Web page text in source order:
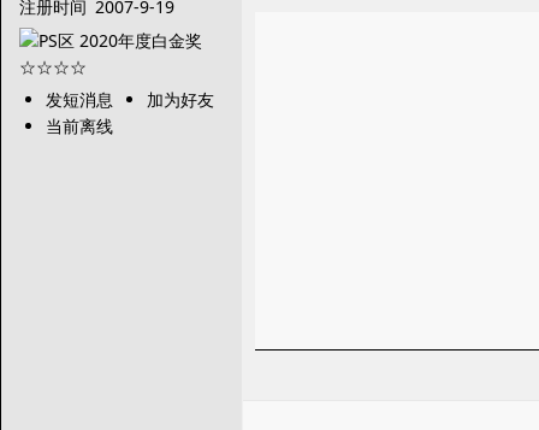
注册时间 2007-9-19
发短消息
加为好友
当前离线